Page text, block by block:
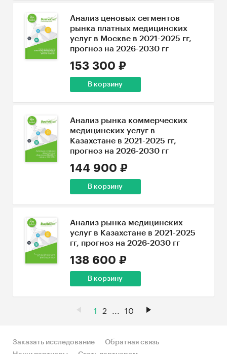
Анализ ценовых сегментов
рынка платных медицинских
услуг в Москве в 2021-2025 гг,
прогноз на 2026-2030 гг
153 300 ₽
В корзину
Анализ рынка коммерческих
медицинских услуг в
Казахстане в 2021-2025 гг,
прогноз на 2026-2030 гг
144 900 ₽
В корзину
Анализ рынка медицинских
услуг в Казахстане в 2021-2025
гг, прогноз на 2026-2030 гг
138 600 ₽
В корзину
1 2 ... 10
Заказать исследование
Обратная связь